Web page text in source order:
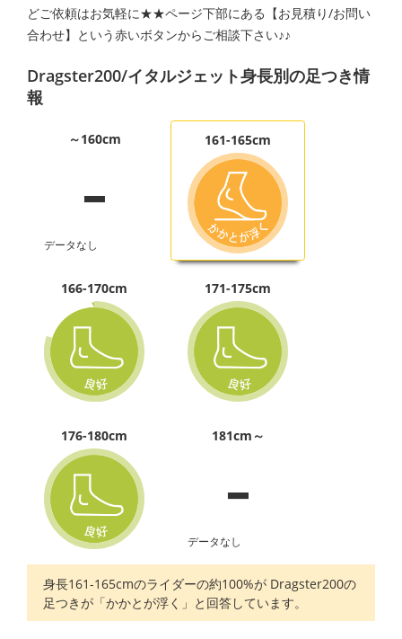
どご依頼はお気軽に★★ページ下部にある【お見積り/お問い
合わせ】という赤いボタンからご相談下さい♪♪
Dragster200/イタルジェット身長別の足つき情
報
～160cm
-
データなし
161-165cm
166-170cm 171-175cm
176-180cm 181cm～
-
データなし
身長161-165cmのライダーの約100%が Dragster200の
足つきが「かかとが浮く」と回答しています。